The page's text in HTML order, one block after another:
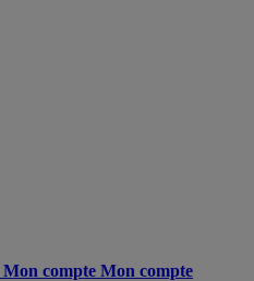
Mon compte Mon compte